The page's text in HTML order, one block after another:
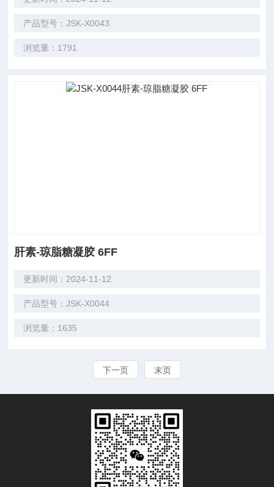
产品型号：JSK-X0043
浏览量：1791
肝素-琼脂糖凝胶 6FF
更新时间：2024-11-12
产品型号：JSK-X0044
浏览量：1635
下一页 末页